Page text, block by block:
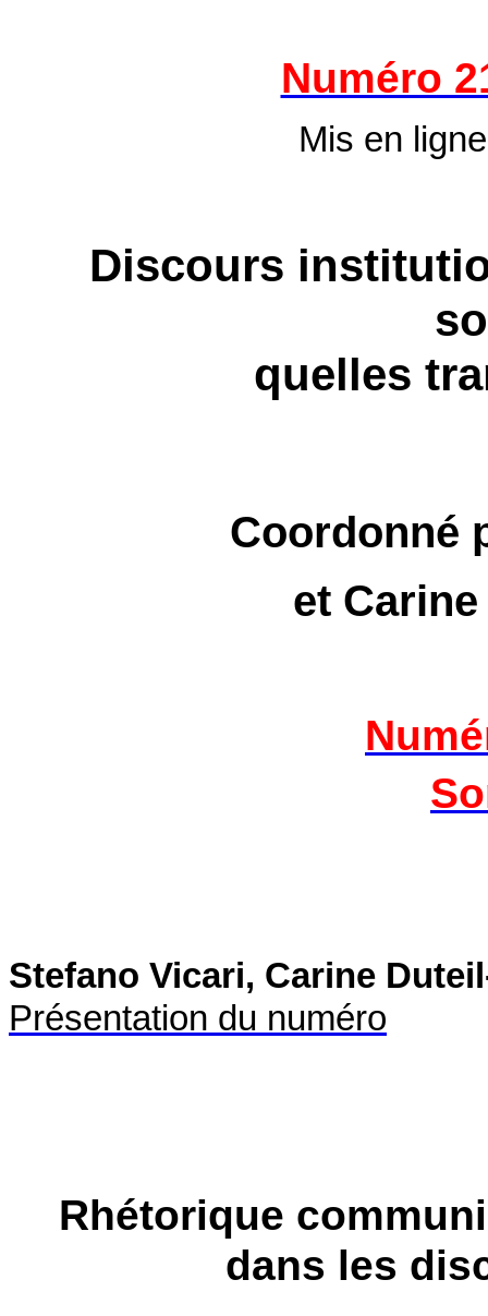
Numéro
Mis en
Discours
quelles
Coordonné
et
Stefano Vicari, Carine
Présentation du numéro
Rhétorique
dans les